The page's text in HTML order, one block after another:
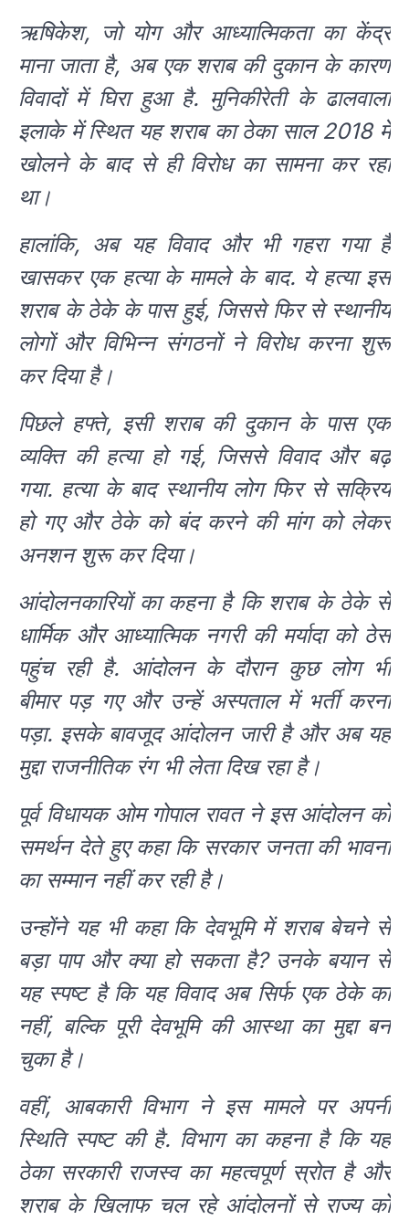
ऋषिकेश, जो योग और आध्यात्मिकता का केंद्र
माना जाता है, अब एक शराब की दुकान के कारण
विवादों में घिरा हुआ है. मुनिकीरेती के ढालवाला
इलाके में स्थित यह शराब का ठेका साल 2018 में
खोलने के बाद से ही विरोध का सामना कर रहा
था।
हालांकि, अब यह विवाद और भी गहरा गया है
खासकर एक हत्या के मामले के बाद. ये हत्या इस
शराब के ठेके के पास हुई, जिससे फिर से स्थानीय
लोगों और विभिन्न संगठनों ने विरोध करना शुरू
कर दिया है।
पिछले हफ्ते, इसी शराब की दुकान के पास एक
व्यक्ति की हत्या हो गई, जिससे विवाद और बढ़
गया. हत्या के बाद स्थानीय लोग फिर से सक्रिय
हो गए और ठेके को बंद करने की मांग को लेकर
अनशन शुरू कर दिया।
आंदोलनकारियों का कहना है कि शराब के ठेके से
धार्मिक और आध्यात्मिक नगरी की मर्यादा को ठेस
पहुंच रही है. आंदोलन के दौरान कुछ लोग भी
बीमार पड़ गए और उन्हें अस्पताल में भर्ती करना
पड़ा. इसके बावजूद आंदोलन जारी है और अब यह
मुद्दा राजनीतिक रंग भी लेता दिख रहा है।
पूर्व विधायक ओम गोपाल रावत ने इस आंदोलन को
समर्थन देते हुए कहा कि सरकार जनता की भावना
का सम्मान नहीं कर रही है।
उन्होंने यह भी कहा कि देवभूमि में शराब बेचने से
बड़ा पाप और क्या हो सकता है? उनके बयान से
यह स्पष्ट है कि यह विवाद अब सिर्फ एक ठेके का
नहीं, बल्कि पूरी देवभूमि की आस्था का मुद्दा बन
चुका है।
वहीं, आबकारी विभाग ने इस मामले पर अपनी
स्थिति स्पष्ट की है. विभाग का कहना है कि यह
ठेका सरकारी राजस्व का महत्वपूर्ण स्रोत है और
शराब के खिलाफ चल रहे आंदोलनों से राज्य को